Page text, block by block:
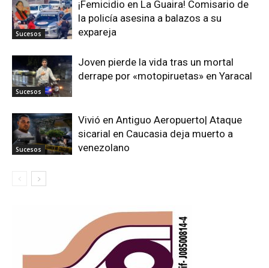
Sucesos
¡Femicidio en La Guaira! Comisario de
la policía asesina a balazos a su
expareja
Sucesos
Joven pierde la vida tras un mortal
derrape por «motopiruetas» en Yaracal
Sucesos
Vivió en Antiguo Aeropuerto| Ataque
sicarial en Caucasia deja muerto a
venezolano